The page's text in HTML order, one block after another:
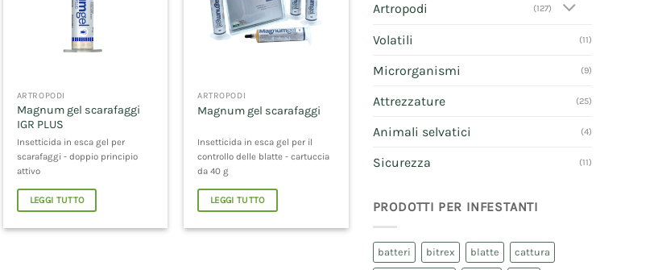
ARTROPODI
Magnum gel scarafaggi
IGR PLUS
Insetticida in esca gel per
scarafaggi - doppio principio
attivo
LEGGI TUTTO
ARTROPODI
Magnum gel scarafaggi
Insetticida in esca gel per il
controllo delle blatte - cartuccia
da 40 g
LEGGI TUTTO
Artropodi (127)
Volatili (11)
Microrganismi (9)
Attrezzature (25)
Animali selvatici (4)
Sicurezza (11)
PRODOTTI PER INFESTANTI
batteri bitrex blatte cattura